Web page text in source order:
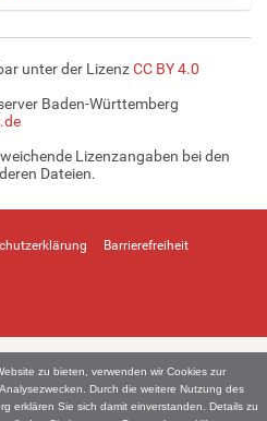
zu bieten, verwenden wir Cookies zur
Durch die weitere Nutzung des
erklären Sie sich damit einverstanden. Details zu
unter der LizenzCC BY 4.0
Baden-Württemberg
Lizenzangaben bei den
Dateien.
Barrierefreiheit